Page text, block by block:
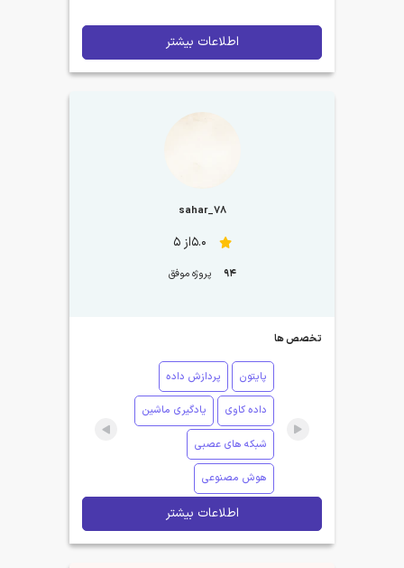
اطلاعات بیشتر
sahar_78
5.0از 5
94 پروژه موفق
تخصص ها
پایتون پردازش داده
داده کاوی یادگیری ماشین
شبکه های عصبی
هوش مصنوعی
اطلاعات بیشتر